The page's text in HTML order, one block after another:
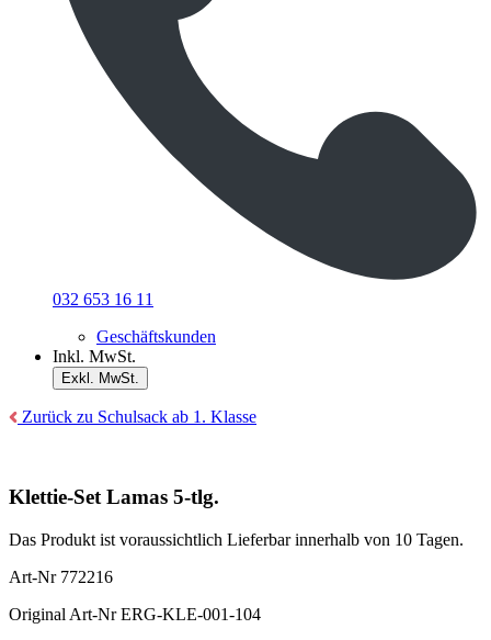
032 653 16 11
Geschäftskunden
Inkl. MwSt.
Exkl. MwSt.
Zurück zu Schulsack ab 1. Klasse
Klettie-Set Lamas 5-tlg.
Das Produkt ist voraussichtlich Lieferbar innerhalb von 10 Tagen.
Art-Nr 772216
Original Art-NrERG-KLE-001-104